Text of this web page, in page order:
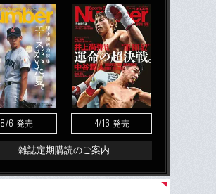
8/6 発売 4/16 発売
雑誌定期購読のご案内